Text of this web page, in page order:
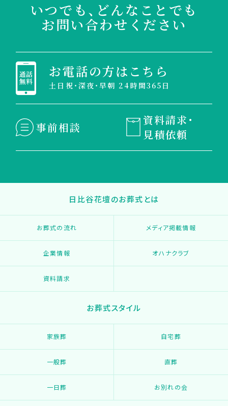
いつでも、どんなことでも
お問い合わせください
お電話の方はこちら
土日祝・深夜・早朝 24時間365日
事前相談
資料請求・
見積依頼
日比谷花壇のお葬式とは
お葬式の流れ メディア掲載情報
企業情報 オハナクラブ
資料請求
お葬式スタイル
家族葬 自宅葬
一般葬 直葬
一日葬 お別れの会